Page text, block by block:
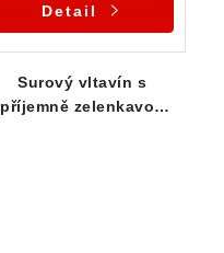
Detail
Surový vltavín s
příjemně zelenkavou